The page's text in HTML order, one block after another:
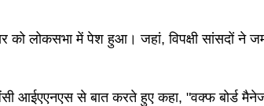
को लोकसभा में पेश हुआ। जहां, विपक्षी सांसदों ने
आईएएनएस से बात करते हुए कहा, "वक्फ बोर्ड